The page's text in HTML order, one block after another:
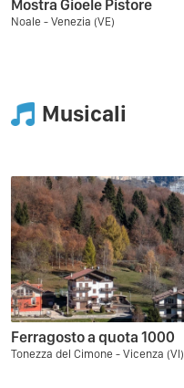
Mostra Gioele Pistore
Noale - Venezia (VE)
Musicali
Ferragosto a quota 1000
Tonezza del Cimone - Vicenza (VI)